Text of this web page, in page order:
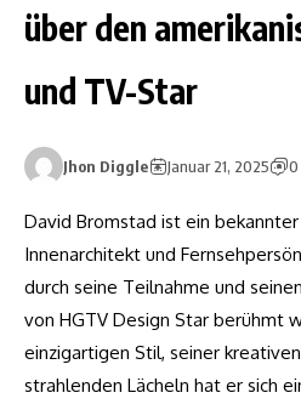
über den
und TV-Star
Jhon Diggle Januar 21, 2025 0
David Bromstad ist ein
Innenarchitekt und
durch seine Teilnahme und
von HGTV Design Star berühmt
einzigartigen Stil, seiner
strahlenden Lächeln hat er sich